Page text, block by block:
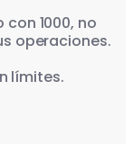
1000, no
operaciones.
límites.